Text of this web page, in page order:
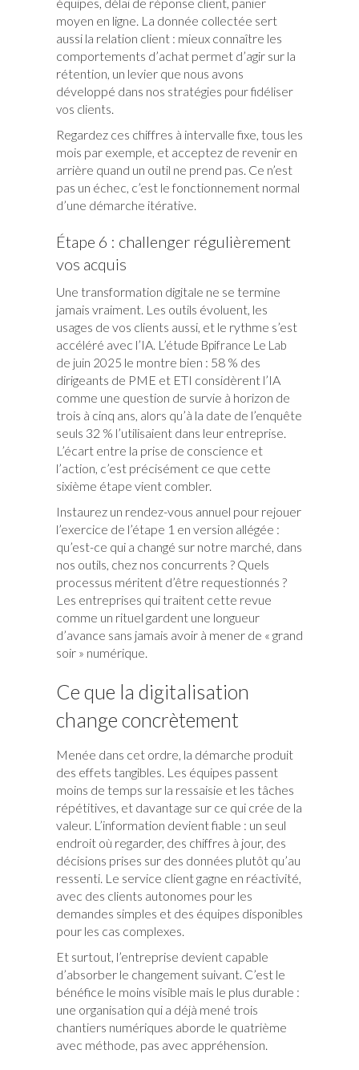
moyen en ligne. La donnée collectée sert
aussi la relation client : mieux connaître les
comportements d’achat permet d’agir sur la
rétention, un levier que nous avons
développé dans nos stratégies pour fidéliser
vos clients
Regardez ces chiffres à intervalle fixe, tous les
mois par exemple, et acceptez de revenir en
arrière quand un outil ne prend pas. Ce n’est
pas un échec, c’est le fonctionnement normal
d’une démarche itérative.
Étape 6 : challenger régulièrement
vos acquis
Une transformation digitale ne se termine
jamais vraiment. Les outils évoluent, les
usages de vos clients aussi, et le rythme s’est
accéléré avec l’IA. L’étude Bpifrance Le Lab
de juin 2025 le montre bien : 58 % des
dirigeants de PME et ETI considèrent l’IA
comme une question de survie à horizon de
trois à cinq ans, alors qu’à la date de l’enquête
seuls 32 % l’utilisaient dans leur entreprise.
L’écart entre la prise de conscience et
l’action, c’est précisément ce que cette
sixième étape vient combler.
Instaurez un rendez-vous annuel pour rejouer
l’exercice de l’étape 1 en version allégée :
qu’est-ce qui a changé sur notre marché, dans
nos outils, chez nos concurrents ? Quels
processus méritent d’être requestionnés ?
Les entreprises qui traitent cette revue
comme un rituel gardent une longueur
d’avance sans jamais avoir à mener de « grand
soir » numérique.
Ce que la digitalisation
change concrètement
Menée dans cet ordre, la démarche produit
des effets tangibles. Les équipes passent
moins de temps sur la ressaisie et les tâches
répétitives, et davantage sur ce qui crée de la
valeur. L’information devient fiable : un seul
endroit où regarder, des chiffres à jour, des
décisions prises sur des données plutôt qu’au
ressenti. Le service client gagne en réactivité,
avec des clients autonomes pour les
demandes simples et des équipes disponibles
pour les cas complexes.
Et surtout, l’entreprise devient capable
d’absorber le changement suivant. C’est le
bénéfice le moins visible mais le plus durable :
une organisation qui a déjà mené trois
chantiers numériques aborde le quatrième
avec méthode, pas avec appréhension.